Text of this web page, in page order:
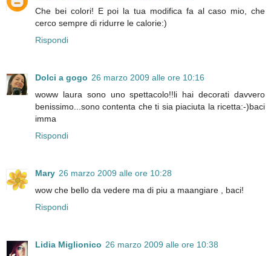
Che bei colori! E poi la tua modifica fa al caso mio, che
cerco sempre di ridurre le calorie:)
Rispondi
Dolci a gogo 26 marzo 2009 alle ore 10:16
woww laura sono uno spettacolo!!li hai decorati davvero
benissimo...sono contenta che ti sia piaciuta la ricetta:-)baci
imma
Rispondi
Mary 26 marzo 2009 alle ore 10:28
wow che bello da vedere ma di piu a maangiare , baci!
Rispondi
Lidia Miglionico 26 marzo 2009 alle ore 10:38